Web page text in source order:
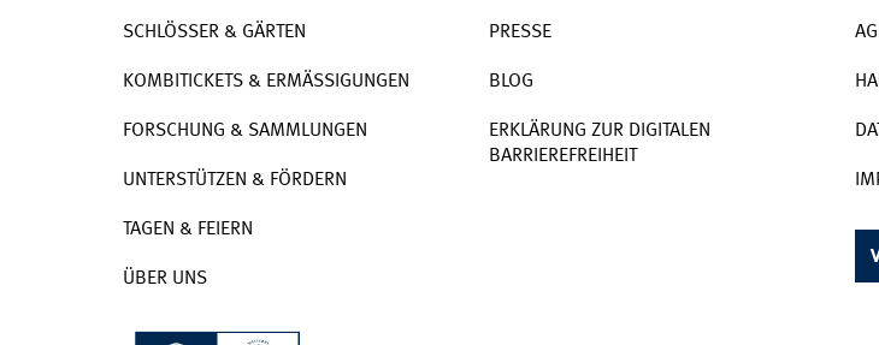
SCHLÖSSER & GÄRTEN
KOMBITICKETS & ERMÄSSIGUNGEN
FORSCHUNG & SAMMLUNGEN
UNTERSTÜTZEN & FÖRDERN
TAGEN & FEIERN
ÜBER UNS
PRESSE
BLOG
ERKLÄRUNG ZUR DIGITALEN
BARRIEREFREIHEIT